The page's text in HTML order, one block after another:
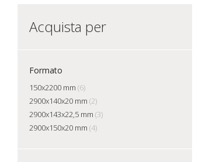
Acquista per
Formato
150x2200 mm (6)
2900x140x20 mm (2)
2900x143x22,5 mm (3)
2900x150x20 mm (4)